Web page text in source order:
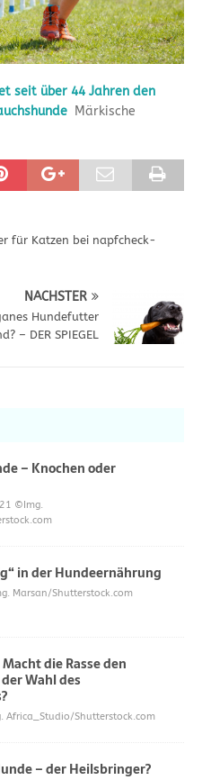
seit über 44 Jahren den
Märkische
für Katzen bei napfcheck-
NÄCHSTER
Hundefutter
– DER SPIEGEL
– Knochen oder
©Img.
in der Hundeernährung
Marsan/Shutterstock.com
die Rasse den
Wahl des
Africa_Studio/Shutterstock.com
– der Heilsbringer?